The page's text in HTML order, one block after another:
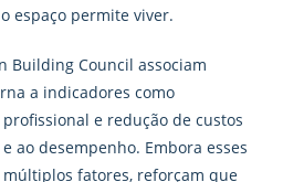
espaço permite viver.
Building Council associam
a indicadores como
e redução de custos
ao desempenho. Embora esses
fatores, reforçam que